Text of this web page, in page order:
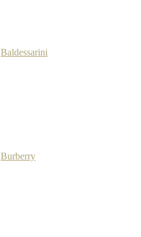
Baldessarini
Burberry